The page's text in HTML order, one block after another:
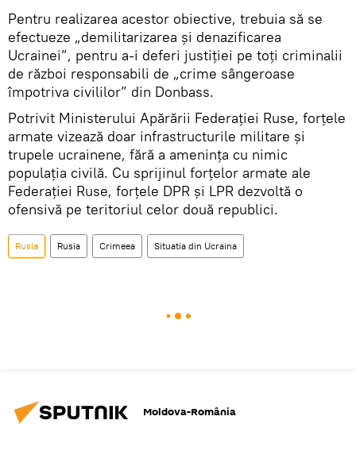
Pentru realizarea acestor obiective, trebuia să se
efectueze „demilitarizarea și denazificarea
Ucrainei”, pentru a-i deferi justiției pe toți criminalii
de război responsabili de „crime sângeroase
împotriva civililor” din Donbass.
Potrivit Ministerului Apărării Federației Ruse, forțele
armate vizează doar infrastructurile militare și
trupele ucrainene, fără a ameninţa cu nimic
populația civilă. Cu sprijinul forțelor armate ale
Federației Ruse, forțele DPR și LPR dezvoltă o
ofensivă pe teritoriul celor două republici.
Rusia Rusia Crimeea Situatia din Ucraina
Moldova-România